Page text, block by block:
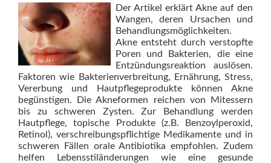
Der Artikel erklärt Akne auf den
Wangen, deren Ursachen und
Behandlungsmöglichkeiten.
Akne entsteht durch verstopfte
Poren und Bakterien, die eine
Entzündungsreaktion auslösen.
Faktoren wie Bakterienverbreitung, Ernährung, Stress,
Vererbung und Hautpflegeprodukte können Akne
begünstigen. Die Akneformen reichen von Mitessern
bis zu schweren Zysten. Zur Behandlung werden
Hautpflege, topische Produkte (z.B. Benzoylperoxid,
Retinol), verschreibungspflichtige Medikamente und in
schweren Fällen orale Antibiotika empfohlen. Zudem
helfen Lebensstiländerungen wie eine gesunde